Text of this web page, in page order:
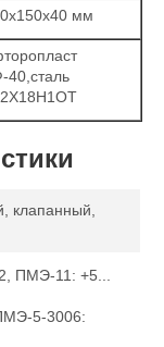
мм
40,сталь
клапанный,
​ПМЭ-11: +5...
5-3006: